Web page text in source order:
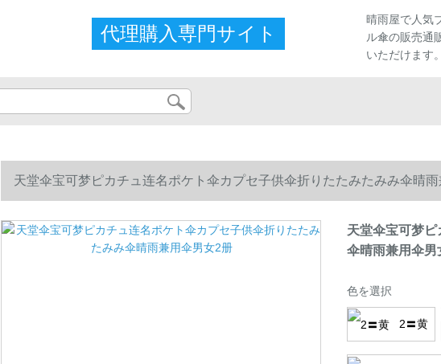
代理購入専門サイト
晴雨屋で人気
ル傘の販売通
いただけます。
天堂伞宝可梦ピカチュ连名ポケト伞カプセ子供伞折りたたみたみみ伞晴
天堂伞宝可梦
伞晴雨兼用伞男
色を選択
2〓黄